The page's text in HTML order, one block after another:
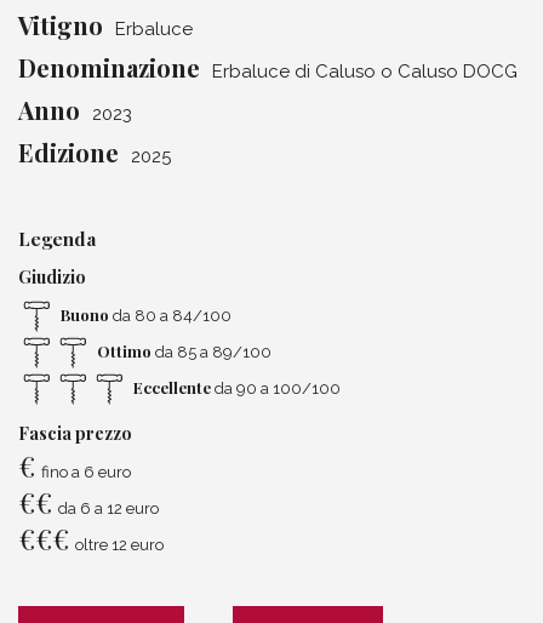
Vitigno Erbaluce
Denominazione Erbaluce di Caluso o Caluso DOCG
Anno 2023
Edizione 2025
Legenda
Giudizio
Buono da 80 a 84/100
Ottimo da 85 a 89/100
Eccellente da 90 a 100/100
Fascia prezzo
€ fino a 6 euro
€€ da 6 a 12 euro
€€€ oltre 12 euro